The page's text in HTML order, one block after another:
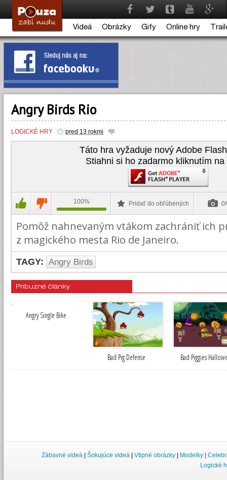
Videá Obrázky Gify Online hry
Angry Birds Rio
LOGICKÉ HRY pred 13 rokmi
Táto hra vyžaduje nový Adobe
Stiahni si ho zadarmo kliknutím na
100% Pridať do obľúbených
Pomôž nahnevaným vtákom zachrániť ich
z magického mesta Rio de Janeiro.
TAGY: Angry Birds
Príbuzné články
Angry Single Bike
Bad Pig Defense Bad Piggies
Zábavné videá | Šokujúce videá | Vtipné obrázky | Modelky |
Logické